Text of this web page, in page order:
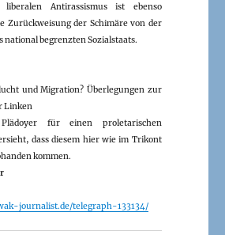
Antirassismus ist ebenso
Zurückweisung der Schimäre von der
national begrenzten Sozialstaats.
und Migration? Überlegungen zur
Linken
für einen proletarischen
dass diesem hier wie im Trikont
kommen.
journalist.de/telegraph-133134/